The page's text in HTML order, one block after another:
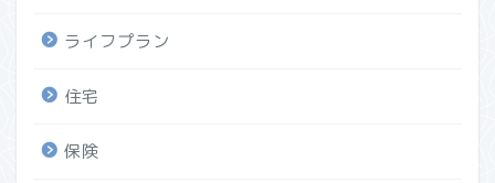
ライフプラン
住宅
保険